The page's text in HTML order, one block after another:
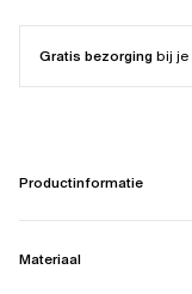
Gratis bezorgingbij je
Productinformatie
Materiaal